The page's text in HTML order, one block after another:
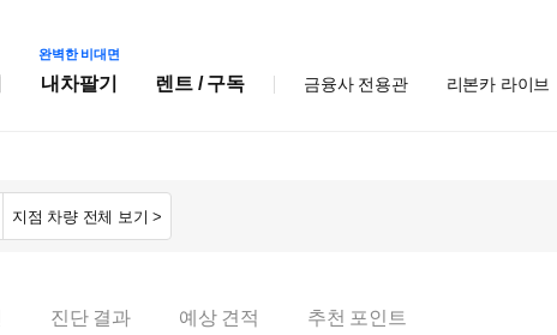
완벽한 비대면
내차팔기 렌트 / 구독 금융사 전용관 리본카 라이브
지점 차량 전체 보기 >
진단 결과 예상 견적 추천 포인트